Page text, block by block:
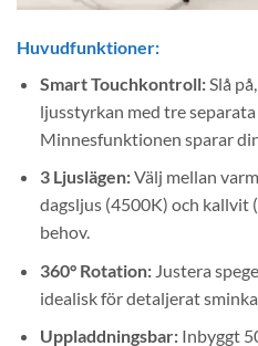
Huvudfunktioner:
Smart Touchkontroll:Slå
ljusstyrkan med tre
Minnesfunktionen sparar
3 Ljuslägen:Välj mellan
dagsljus (4500K) och kallvit
behov.
360° Rotation:Justera
idealisk för detaljerat
Uppladdningsbar:Inbyggt